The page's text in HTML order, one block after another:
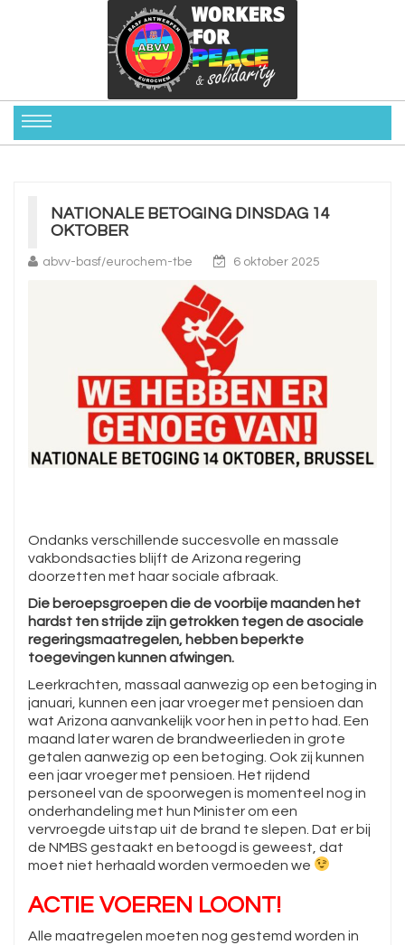
NATIONALE BETOGING DINSDAG 14
OKTOBER
abvv-basf/eurochem-tbe 6 oktober 2025
Ondanks verschillende succesvolle en massale
vakbondsacties blijft de Arizona regering
doorzetten met haar sociale afbraak.
Die beroepsgroepen die de voorbije maanden het
hardst ten strijde zijn getrokken tegen de asociale
regeringsmaatregelen, hebben beperkte
toegevingen kunnen afwingen.
Leerkrachten, massaal aanwezig op een betoging in
januari, kunnen een jaar vroeger met pensioen dan
wat Arizona aanvankelijk voor hen in petto had. Een
maand later waren de brandweerlieden in grote
getalen aanwezig op een betoging. Ook zij kunnen
een jaar vroeger met pensioen. Het rijdend
personeel van de spoorwegen is momenteel nog in
onderhandeling met hun Minister om een
vervroegde uitstap uit de brand te slepen. Dat er bij
de NMBS gestaakt en betoogd is geweest, dat
moet niet herhaald worden vermoeden we
ACTIE VOEREN LOONT!
Alle maatregelen moeten nog gestemd worden in